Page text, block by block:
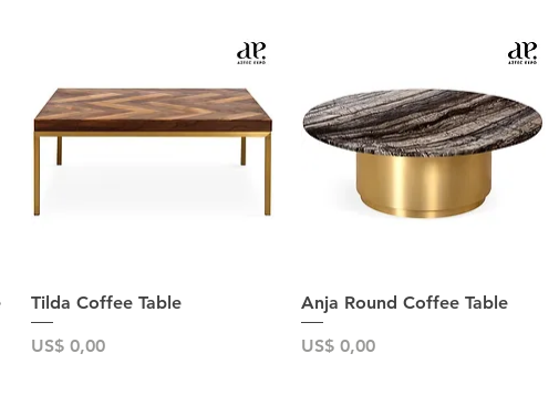
Snel overzicht
Tilda Coffee Table
Prijs
US$ 0,00
Snel overzicht
Anja Round Coffee Table
Prijs
US$ 0,00